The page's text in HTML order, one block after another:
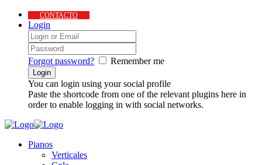
CONTACTO
Login
Forgot password? Remember me
You can login using your social profile
Paste the shortcode from one of the relevant plugins here in
order to enable logging in with social networks.
Pianos
Verticales